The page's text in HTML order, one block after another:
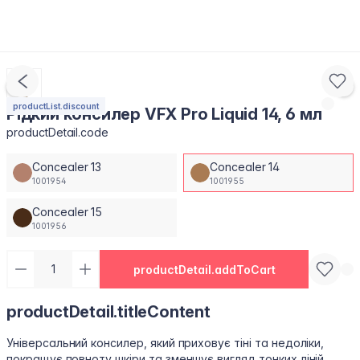
productList.discount
Рідкий консилер VFX Pro Liquid 14, 6 мл
productDetail.code
Concealer 13
1001954
Concealer 14
1001955
Concealer 15
1001956
productDetail.addToCart
productDetail.titleContent
Універсальний консилер, який приховує тіні та недоліки,